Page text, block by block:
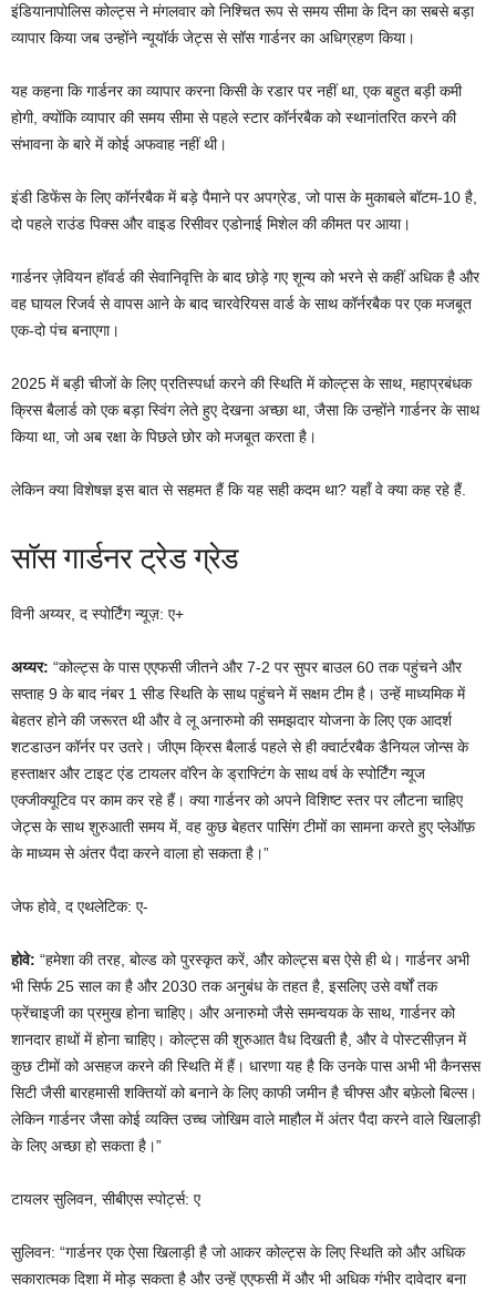
इंडियानापोलिस कोल्ट्स ने मंगलवार को निश्चित रूप से समय सीमा के दिन का सबसे बड़ा
व्यापार किया जब उन्होंने न्यूयॉर्क जेट्स से सॉस गार्डनर का अधिग्रहण किया।
यह कहना कि गार्डनर का व्यापार करना किसी के रडार पर नहीं था, एक बहुत बड़ी कमी
होगी, क्योंकि व्यापार की समय सीमा से पहले स्टार कॉर्नरबैक को स्थानांतरित करने की
संभावना के बारे में कोई अफवाह नहीं थी।
इंडी डिफेंस के लिए कॉर्नरबैक में बड़े पैमाने पर अपग्रेड, जो पास के मुकाबले बॉटम-10 है,
दो पहले राउंड पिक्स और वाइड रिसीवर एडोनाई मिशेल की कीमत पर आया।
गार्डनर ज़ेवियन हॉवर्ड की सेवानिवृत्ति के बाद छोड़े गए शून्य को भरने से कहीं अधिक है और
वह घायल रिजर्व से वापस आने के बाद चारवेरियस वार्ड के साथ कॉर्नरबैक पर एक मजबूत
एक-दो पंच बनाएगा।
2025 में बड़ी चीजों के लिए प्रतिस्पर्धा करने की स्थिति में कोल्ट्स के साथ, महाप्रबंधक
क्रिस बैलार्ड को एक बड़ा स्विंग लेते हुए देखना अच्छा था, जैसा कि उन्होंने गार्डनर के साथ
किया था, जो अब रक्षा के पिछले छोर को मजबूत करता है।
लेकिन क्या विशेषज्ञ इस बात से सहमत हैं कि यह सही कदम था? यहाँ वे क्या कह रहे हैं.
सॉस गार्डनर ट्रेड ग्रेड
विनी अय्यर, द स्पोर्टिंग न्यूज़: ए+
अय्यर: “कोल्ट्स के पास एएफसी जीतने और 7-2 पर सुपर बाउल 60 तक पहुंचने और
सप्ताह 9 के बाद नंबर 1 सीड स्थिति के साथ पहुंचने में सक्षम टीम है। उन्हें माध्यमिक में
बेहतर होने की जरूरत थी और वे लू अनारुमो की समझदार योजना के लिए एक आदर्श
शटडाउन कॉर्नर पर उतरे। जीएम क्रिस बैलार्ड पहले से ही क्वार्टरबैक डैनियल जोन्स के
हस्ताक्षर और टाइट एंड टायलर वॉरेन के ड्राफ्टिंग के साथ वर्ष के स्पोर्टिंग न्यूज
एक्जीक्यूटिव पर काम कर रहे हैं। क्या गार्डनर को अपने विशिष्ट स्तर पर लौटना चाहिए
जेट्स के साथ शुरुआती समय में, वह कुछ बेहतर पासिंग टीमों का सामना करते हुए प्लेऑफ़
के माध्यम से अंतर पैदा करने वाला हो सकता है।”
जेफ होवे, द एथलेटिक: ए-
होवे: “हमेशा की तरह, बोल्ड को पुरस्कृत करें, और कोल्ट्स बस ऐसे ही थे। गार्डनर अभी
भी सिर्फ 25 साल का है और 2030 तक अनुबंध के तहत है, इसलिए उसे वर्षों तक
फ्रेंचाइजी का प्रमुख होना चाहिए। और अनारुमो जैसे समन्वयक के साथ, गार्डनर को
शानदार हाथों में होना चाहिए। कोल्ट्स की शुरुआत वैध दिखती है, और वे पोस्टसीज़न में
कुछ टीमों को असहज करने की स्थिति में हैं। धारणा यह है कि उनके पास अभी भी कैनसस
सिटी जैसी बारहमासी शक्तियों को बनाने के लिए काफी जमीन है चीफ्स और बफ़ेलो बिल्स।
लेकिन गार्डनर जैसा कोई व्यक्ति उच्च जोखिम वाले माहौल में अंतर पैदा करने वाले खिलाड़ी
के लिए अच्छा हो सकता है।”
टायलर सुलिवन, सीबीएस स्पोर्ट्स: ए
सुलिवन: “गार्डनर एक ऐसा खिलाड़ी है जो आकर कोल्ट्स के लिए स्थिति को और अधिक
सकारात्मक दिशा में मोड़ सकता है और उन्हें एएफसी में और भी अधिक गंभीर दावेदार बना